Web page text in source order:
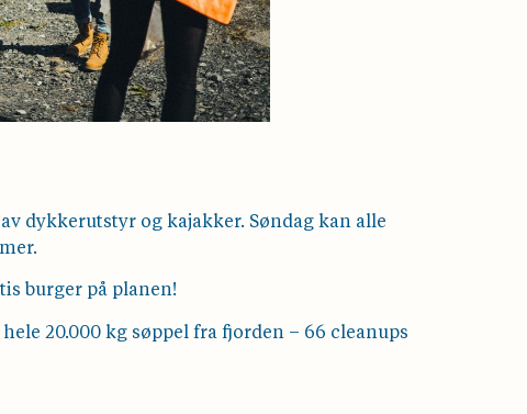
dykkerutstyr og kajakker. Søndag kan alle
burger på planen!
20.000 kg søppel fra fjorden – 66 cleanups